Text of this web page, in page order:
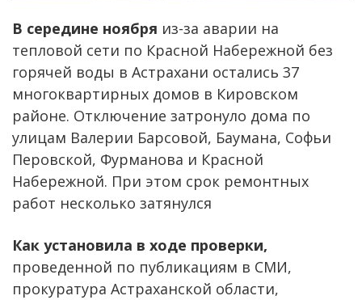
В середине ноября из-за аварии на
тепловой сети по Красной Набережной без
горячей воды в Астрахани остались 37
многоквартирных домов в Кировском
районе. Отключение затронуло дома по
улицам Валерии Барсовой, Баумана, Софьи
Перовской, Фурманова и Красной
Набережной. При этом срок ремонтных
работ несколько затянулся
Как установила в ходе проверки,
проведенной по публикациям в СМИ,
прокуратура Астраханской области,